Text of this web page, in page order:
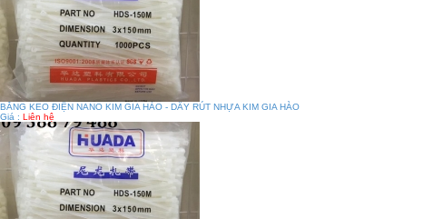
BĂNG KEO ĐIỆN NANO KIM GIA HÀO - DÂY RÚT NHỰA KIM GIA HÀO
Giá : Liên hệ